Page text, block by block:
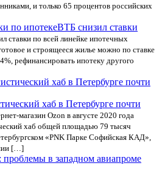
и только 65 процентов российских
ВТБ снизил ставки
ставки по всей линейке ипотечных
и строящееся жилье можно по ставке
рефинансировать ипотеку другого
хаб в Петербурге почти
магазин Ozon в августе 2020 года
хаб общей площадью 79 тысяч
«PNK Парке Софийская КАД»,
[…]